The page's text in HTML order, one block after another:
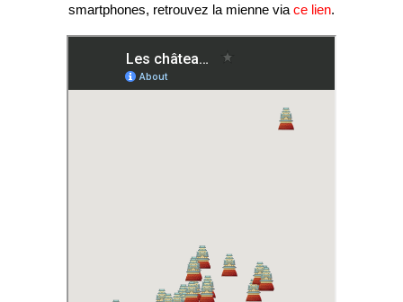
smartphones, retrouvez la mienne via ce lien.